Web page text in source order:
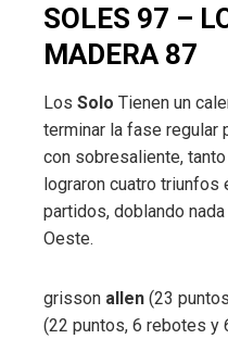
SOLES 97 –
MADERA 87
Los Solo Tienen un
terminar la fase regular
con sobresaliente,
lograron cuatro triunfos
partidos, doblando
Oeste.
grisson allen (23
(22 puntos, 6 rebotes y